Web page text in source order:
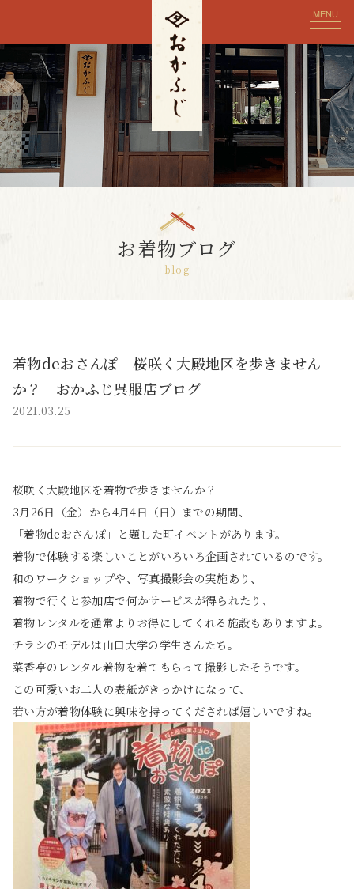
MENU
お着物ブログ
blog
着物deおさんぽ 桜咲く大殿地区を歩きません
か？ おかふじ呉服店ブログ
2021.03.25
桜咲く大殿地区を着物で歩きませんか？
3月26日（金）から4月4日（日）までの期間、
「着物deおさんぽ」と題した町イベントがあります。
着物で体験する楽しいことがいろいろ企画されているのです。
和のワークショップや、写真撮影会の実施あり、
着物で行くと参加店で何かサービスが得られたり、
着物レンタルを通常よりお得にしてくれる施設もありますよ。
チラシのモデルは山口大学の学生さんたち。
菜香亭のレンタル着物を着てもらって撮影したそうです。
この可愛いお二人の表紙がきっかけになって、
若い方が着物体験に興味を持ってくだされば嬉しいですね。